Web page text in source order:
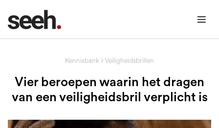
Kennisbank Veiligheidsbrillen
Vier beroepen waarin het dragen
van een veiligheidsbril verplicht is